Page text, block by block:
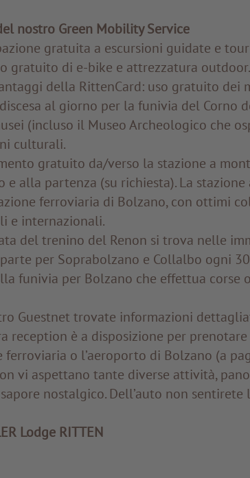
nostro Green Mobility Service
gratuita a escursioni guidate e
gratuito di e-bike e attrezzatura outdoor.
della RittenCard: uso gratuito dei
al giorno per la funivia del Corno
(incluso il Museo Archeologico che
culturali.
gratuito da/verso la stazione a
e alla partenza (su richiesta). La
ferroviaria di Bolzano, con ottimi
e internazionali.
del trenino del Renon si trova nelle
per Soprabolzano e Collalbo ogni
funivia per Bolzano che effettua corse
Guestnet trovate informazioni
reception è a disposizione per
ferroviaria o l’aeroporto di Bolzano (a
vi aspettano tante diverse attività,
nostalgico. Dell’auto non sentirete
Lodge RITTEN